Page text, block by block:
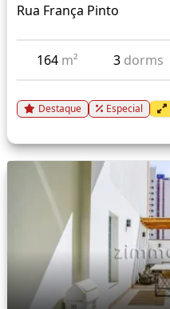
Rua França Pinto
164 m² 3 dorms
Destaque Especial